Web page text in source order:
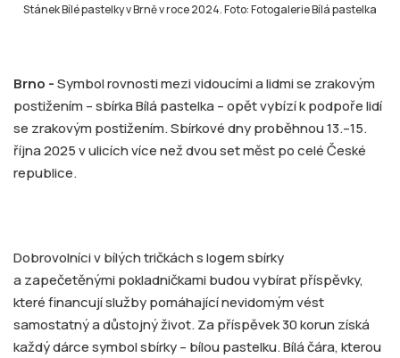
Stánek Bílé pastelky v Brně v roce 2024. Foto: Fotogalerie Bílá pastelka
Brno -Symbol rovnosti mezi vidoucími a lidmi se zrakovým
postižením – sbírka Bílá pastelka – opět vybízí k podpoře lidí
se zrakovým postižením. Sbírkové dny proběhnou 13.–15.
října 2025 v ulicích více než dvou set měst po celé České
republice.
Dobrovolníci v bílých tričkách s logem sbírky
a zapečetěnými pokladničkami budou vybírat příspěvky,
které financují služby pomáhající nevidomým vést
samostatný a důstojný život. Za příspěvek 30 korun získá
každý dárce symbol sbírky – bílou pastelku. Bílá čára, kterou